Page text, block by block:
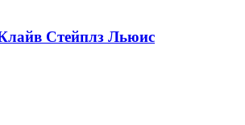
Стейплз Льюис